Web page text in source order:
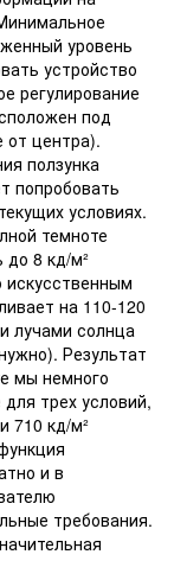
уровень
устройство
регулирование
под
от центра).
ползунка
попробовать
условиях.
темноте
до 8 кд/м²
искусственным
на 110-120
лучами солнца
Результат
мы немного
трех условий,
710 кд/м²
и в
требования.